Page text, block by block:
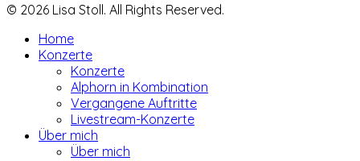
© 2026 Lisa Stoll. All Rights Reserved.
Home
Konzerte
Konzerte
Alphorn in Kombination
Vergangene Auftritte
Livestream-Konzerte
Über mich
Über mich